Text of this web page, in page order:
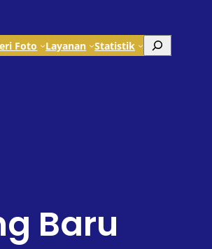
Foto Layanan Statistik Search
Baru